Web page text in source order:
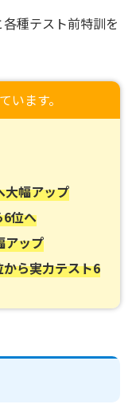
種テスト前特訓を
ます。
大幅アップ
6位へ
アップ
ら実力テスト6